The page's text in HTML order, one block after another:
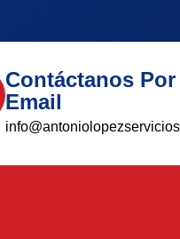
Contáctanos Por
Email